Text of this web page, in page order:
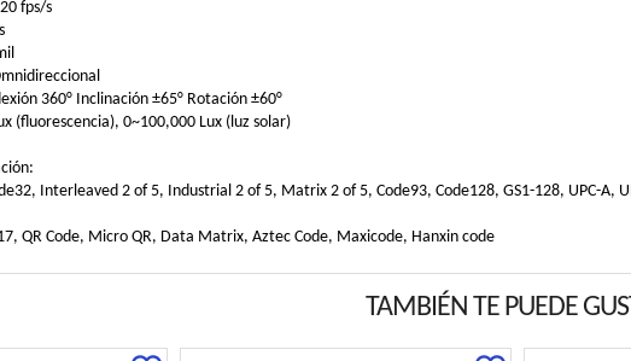
fps/s
360° Inclinación ±65° Rotación ±60°
(fluorescencia), 0~100,000 Lux (luz solar)
Interleaved 2 of 5, Industrial 2 of 5, Matrix 2 of 5, Code93, Code128, GS1-128, UPC-A,
QR Code, Micro QR, Data Matrix, Aztec Code, Maxicode, Hanxin code
TAMBIÉN TE PUEDE